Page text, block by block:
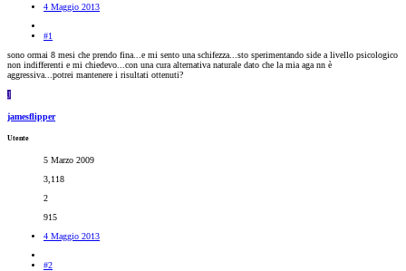
4 Maggio 2013
#1
sono ormai 8 mesi che prendo fina...e mi sento una schifezza...sto sperimentando side a livello psicologico
non indifferenti e mi chiedevo...con una cura alternativa naturale dato che la mia aga nn è
aggressiva...potrei mantenere i risultati ottenuti?
J
jamesflipper
Utente
5 Marzo 2009
3,118
2
915
4 Maggio 2013
#2